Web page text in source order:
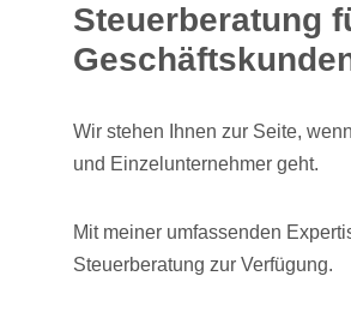
Steuerberatung
Wir stehen Ihnen zur Seite,
und Einzelunternehmer geht.
Mit meiner umfassenden
Steuerberatung zur Verfügung.